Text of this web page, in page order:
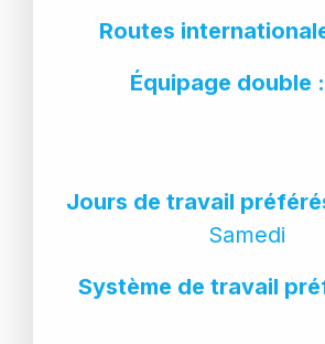
Routes
Équipage double :
Jours de travail
Samedi
Système de travail